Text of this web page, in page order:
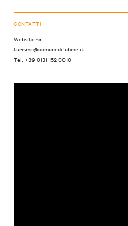
CONTATTI
Website ↝
turismo@comunedifubine.it
Tel: +39 0131 152 0010